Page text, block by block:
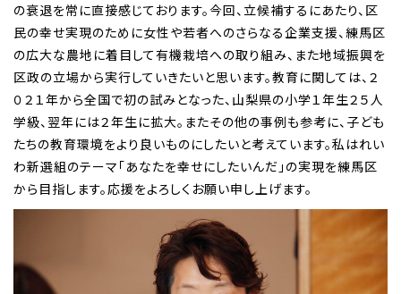
の衰退を常に直接感じております。今回、立候補するにあたり、区
民の幸せ実現のために女性や若者へのさらなる企業支援、練馬区
の広大な農地に着目して有機栽培への取り組み、また地域振興を
区政の立場から実行していきたいと思います。教育に関しては、２
０２１年から全国で初の試みとなった、山梨県の小学１年生２５人
学級、翌年には２年生に拡大。またその他の事例も参考に、子ども
たちの教育環境をより良いものにしたいと考えています。私はれい
わ新選組のテーマ「あなたを幸せにしたいんだ」の実現を練馬区
から目指します。応援をよろしくお願い申し上げます。